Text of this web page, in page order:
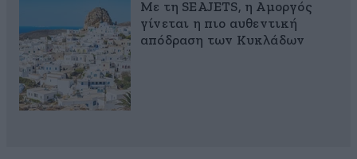
Με τη SEAJETS, η Αμοργός
γίνεται η πιο αυθεντική
απόδραση των Κυκλάδων